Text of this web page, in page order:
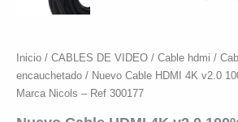
Inicio / CABLES DE VIDEO / Cable hdmi /
encauchetado / Nuevo Cable HDMI 4K v2.0
Marca Nicols – Ref 300177